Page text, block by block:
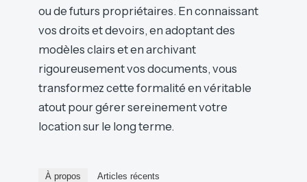
ou de futurs propriétaires. En connaissant
vos droits et devoirs, en adoptant des
modèles clairs et en archivant
rigoureusement vos documents, vous
transformez cette formalité en véritable
atout pour gérer sereinement votre
location sur le long terme.
À propos Articles récents